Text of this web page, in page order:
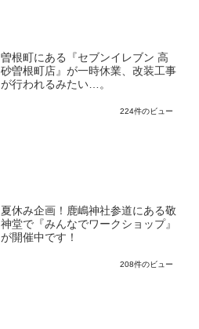
曽根町にある『セブンイレブン 高
砂曽根町店』が一時休業、改装工事
が行われるみたい…。
224件のビュー
夏休み企画！鹿嶋神社参道にある敬
神堂で『みんなでワークショップ』
が開催中です！
208件のビュー